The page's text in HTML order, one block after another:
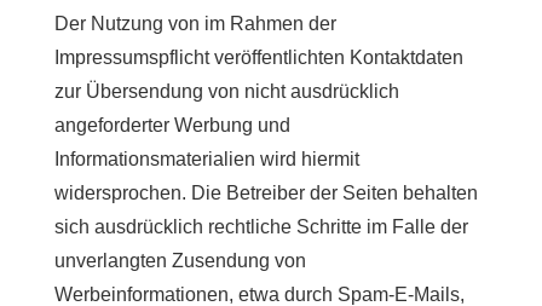
Der Nutzung von im Rahmen der
Impressumspflicht veröffentlichten Kontaktdaten
zur Übersendung von nicht ausdrücklich
angeforderter Werbung und
Informationsmaterialien wird hiermit
widersprochen. Die Betreiber der Seiten behalten
sich ausdrücklich rechtliche Schritte im Falle der
unverlangten Zusendung von
Werbeinformationen, etwa durch Spam-E-Mails,